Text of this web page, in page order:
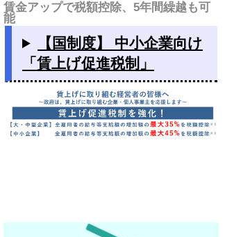
賃金アップで税額控除、5年間繰越も可
能
【国制度】 中小企業向け
「賃上げ促進税制」